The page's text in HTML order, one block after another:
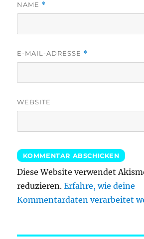
NAME *
E-MAIL-ADRESSE *
WEBSITE
Diese Website verwendet
reduzieren.Erfahre, wie deine
Kommentardaten verarbeitet